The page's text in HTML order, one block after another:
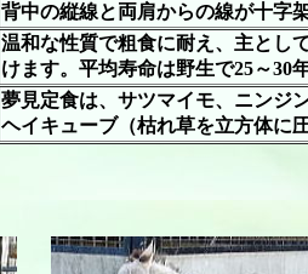
背中の縦線と両肩からの線が十字
温和な性質で粗食に耐え、主とし
けます。平均寿命は野生で25～30
夢見定食は、サツマイモ、ニンジ
ヘイキューブ（枯れ草を立方体に